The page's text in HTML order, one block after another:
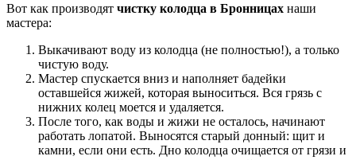
Вот как производят чистку колодца в Бронницах наши
мастера:
Выкачивают воду из колодца (не полностью!), а только
чистую воду.
Мастер спускается вниз и наполняет бадейки
оставшейся жижей, которая выноситься. Вся грязь с
нижних колец моется и удаляется.
После того, как воды и жижи не осталось, начинают
работать лопатой. Выносятся старый донный: щит и
камни, если они есть. Дно колодца очищается от грязи и